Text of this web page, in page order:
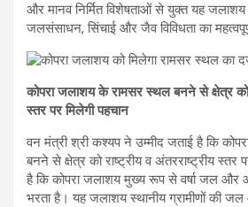
और मानव निर्मित विशेषताओं से युक्त यह जलाशय
जलसंसाधन, सिंचाई और जैव विविधता का
कोपरा जलाशय के रामसर स्थल बनने से क्षेत्र को
स्तर पर मिलेगी पहचान
वन मंत्री श्री कश्यप ने उम्मीद जताई है कि
बनने से क्षेत्र को राष्ट्रीय व अंतरराष्ट्रीय स्तर
है कि कोपरा जलाशय मुख्य रूप से वर्षा जल और
भरता है। यह जलाशय स्थानीय ग्रामीणों की